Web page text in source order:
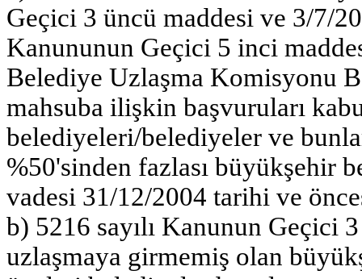
Geçici 3 üncü maddesi ve 3/7/
Kanununun Geçici 5 inci
Belediye Uzlaşma Komisyonu
mahsuba ilişkin başvuruları
belediyeleri/belediyeler ve
%50'sinden fazlası büyükşehir
vadesi 31/12/2004 tarihi ve
b) 5216 sayılı Kanunun Geçici
uzlaşmaya girmemiş olan